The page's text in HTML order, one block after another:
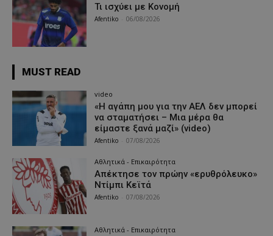
Τι ισχύει με Κονομή
Afentiko 06/08/2026
MUST READ
video
«Η αγάπη μου για την ΑΕΛ δεν μπορεί
να σταματήσει – Μια μέρα θα
είμαστε ξανά μαζί» (video)
Afentiko 07/08/2026
Αθλητικά - Επικαιρότητα
Απέκτησε τον πρώην «ερυθρόλευκο»
Ντίμπι Κεϊτά
Afentiko 07/08/2026
Αθλητικά - Επικαιρότητα